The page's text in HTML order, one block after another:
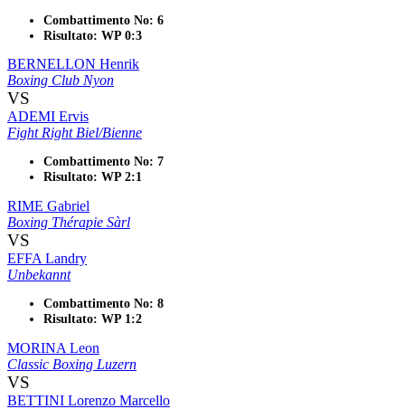
Combattimento No: 6
Risultato: WP 0:3
BERNELLON Henrik
Boxing Club Nyon
VS
ADEMI Ervis
Fight Right Biel/Bienne
Combattimento No: 7
Risultato: WP 2:1
RIME Gabriel
Boxing Thérapie Sàrl
VS
EFFA Landry
Unbekannt
Combattimento No: 8
Risultato: WP 1:2
MORINA Leon
Classic Boxing Luzern
VS
BETTINI Lorenzo Marcello